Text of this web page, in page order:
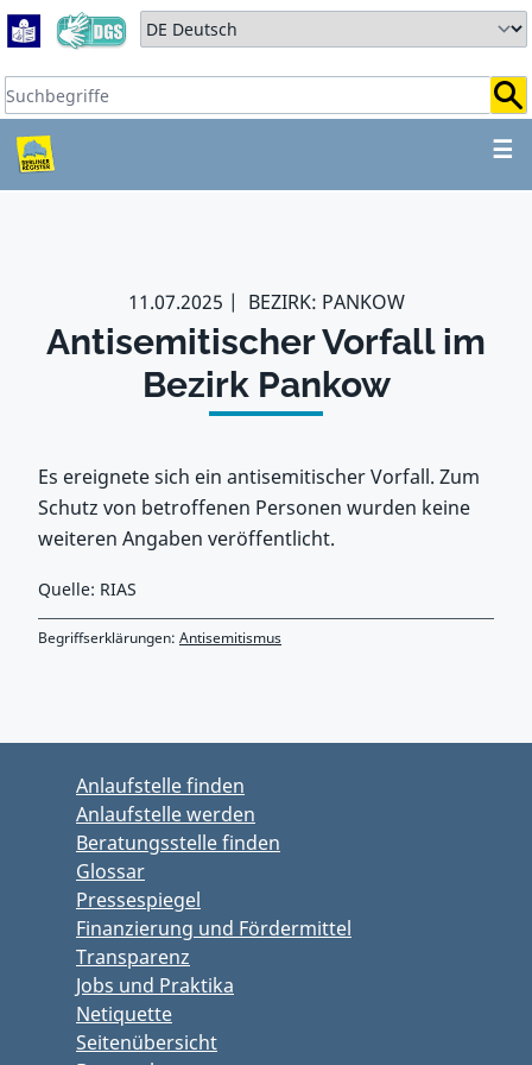
Zum Hauptbereich springen
Zum Hauptmenü springen
Sprache auswählen:
Suchbegriffe:
☰
ZUM HAUPTBEREICH
11.07.2025 BEZIRK: PANKOW
Antisemitischer Vorfall im
Bezirk Pankow
Es ereignete sich ein antisemitischer Vorfall. Zum
Schutz von betroffenen Personen wurden keine
weiteren Angaben veröffentlicht.
Quelle: RIAS
Begriffserklärungen: Antisemitismus
Anlaufstelle finden
Anlaufstelle werden
Beratungsstelle finden
Glossar
Pressespiegel
Finanzierung und Fördermittel
Transparenz
Jobs und Praktika
Netiquette
Seitenübersicht